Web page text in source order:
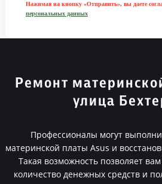
Нажимая на кнопку «Отправить», вы даете
персональных данных
Ремонт
улица
Профессионалы могут
материнской платы Asus и
Такая возможность позволяет
количество денежных средств и